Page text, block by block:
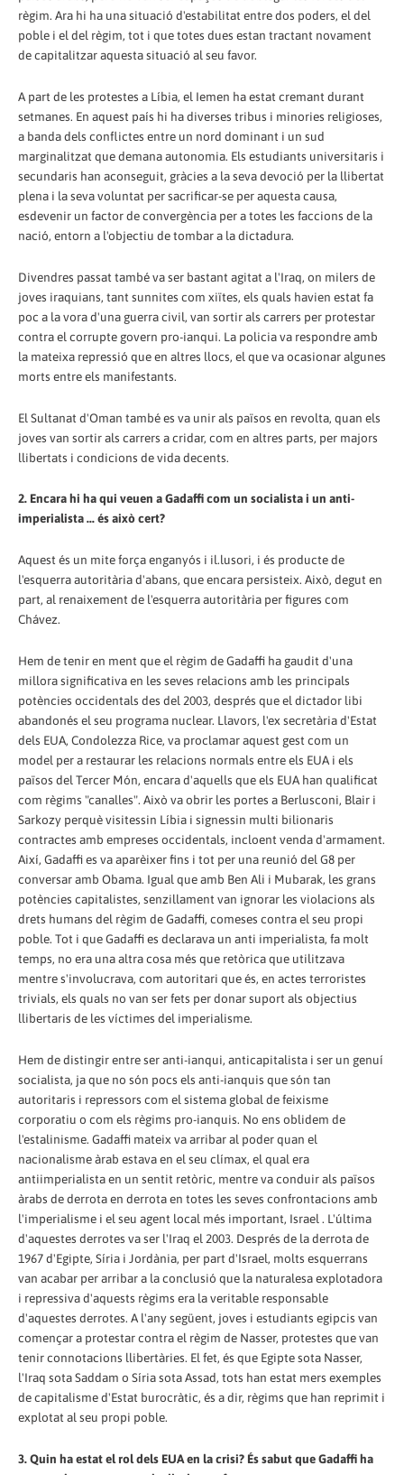
règim. Ara hi ha una situació d'estabilitat entre dos poders, el del
poble i el del règim, tot i que totes dues estan tractant novament
de capitalitzar aquesta situació al seu favor.
A part de les protestes a Líbia, el Iemen ha estat cremant durant
setmanes. En aquest país hi ha diverses tribus i minories religioses,
a banda dels conflictes entre un nord dominant i un sud
marginalitzat que demana autonomia. Els estudiants universitaris i
secundaris han aconseguit, gràcies a la seva devoció per la llibertat
plena i la seva voluntat per sacrificar-se per aquesta causa,
esdevenir un factor de convergència per a totes les faccions de la
nació, entorn a l'objectiu de tombar a la dictadura.
Divendres passat també va ser bastant agitat a l'Iraq, on milers de
joves iraquians, tant sunnites com xiïtes, els quals havien estat fa
poc a la vora d'una guerra civil, van sortir als carrers per protestar
contra el corrupte govern pro-ianqui. La policia va respondre amb
la mateixa repressió que en altres llocs, el que va ocasionar algunes
morts entre els manifestants.
El Sultanat d'Oman també es va unir als països en revolta, quan els
joves van sortir als carrers a cridar, com en altres parts, per majors
llibertats i condicions de vida decents.
2. Encara hi ha qui veuen a Gadaffi com un socialista i un anti-
imperialista ... és això cert?
Aquest és un mite força enganyós i il.lusori, i és producte de
l'esquerra autoritària d'abans, que encara persisteix. Això, degut en
part, al renaixement de l'esquerra autoritària per figures com
Chávez.
Hem de tenir en ment que el règim de Gadaffi ha gaudit d'una
millora significativa en les seves relacions amb les principals
potències occidentals des del 2003, després que el dictador libi
abandonés el seu programa nuclear. Llavors, l'ex secretària d'Estat
dels EUA, Condolezza Rice, va proclamar aquest gest com un
model per a restaurar les relacions normals entre els EUA i els
països del Tercer Món, encara d'aquells que els EUA han qualificat
com règims "canalles". Això va obrir les portes a Berlusconi, Blair i
Sarkozy perquè visitessin Líbia i signessin multi bilionaris
contractes amb empreses occidentals, incloent venda d'armament.
Així, Gadaffi es va aparèixer fins i tot per una reunió del G8 per
conversar amb Obama. Igual que amb Ben Ali i Mubarak, les grans
potències capitalistes, senzillament van ignorar les violacions als
drets humans del règim de Gadaffi, comeses contra el seu propi
poble. Tot i que Gadaffi es declarava un anti imperialista, fa molt
temps, no era una altra cosa més que retòrica que utilitzava
mentre s'involucrava, com autoritari que és, en actes terroristes
trivials, els quals no van ser fets per donar suport als objectius
llibertaris de les víctimes del imperialisme.
Hem de distingir entre ser anti-ianqui, anticapitalista i ser un genuí
socialista, ja que no són pocs els anti-ianquis que són tan
autoritaris i repressors com el sistema global de feixisme
corporatiu o com els règims pro-ianquis. No ens oblidem de
l'estalinisme. Gadaffi mateix va arribar al poder quan el
nacionalisme àrab estava en el seu clímax, el qual era
antiimperialista en un sentit retòric, mentre va conduir als països
àrabs de derrota en derrota en totes les seves confrontacions amb
l'imperialisme i el seu agent local més important, Israel . L'última
d'aquestes derrotes va ser l'Iraq el 2003. Després de la derrota de
1967 d'Egipte, Síria i Jordània, per part d'Israel, molts esquerrans
van acabar per arribar a la conclusió que la naturalesa explotadora
i repressiva d'aquests règims era la veritable responsable
d'aquestes derrotes. A l'any següent, joves i estudiants egipcis van
començar a protestar contra el règim de Nasser, protestes que van
tenir connotacions llibertàries. El fet, és que Egipte sota Nasser,
l'Iraq sota Saddam o Síria sota Assad, tots han estat mers exemples
de capitalisme d'Estat burocràtic, és a dir, règims que han reprimit i
explotat al seu propi poble.
3. Quin ha estat el rol dels EUA en la crisi? És sabut que Gadaffi ha